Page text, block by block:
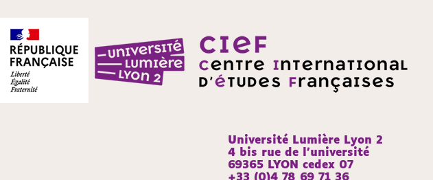
Université Lumière Lyon 2
4 bis rue de l’université
69365 LYON cedex 07
+33 (0)4 78 69 71 36